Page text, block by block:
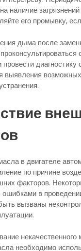
наличие
его промывку,
дыма после
диагностику
выявления
в двигателе
по причине
факторов.
в
вызваны
некачественного
необходимо